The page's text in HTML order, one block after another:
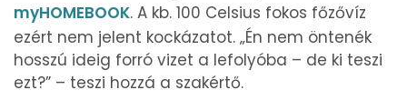
myHOMEBOOK. A kb. 100 Celsius fokos főzővíz
ezért nem jelent kockázatot. „Én nem öntenék
hosszú ideig forró vizet a lefolyóba – de ki teszi
ezt?” – teszi hozzá a szakértő.